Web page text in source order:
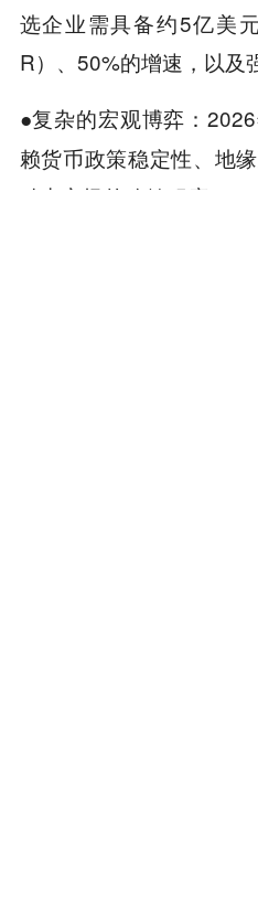
选企业需具备约5亿美
R）、50%的增速，以及
●复杂的宏观博弈：
赖货币政策稳定性、地
动力市场的稳健程度。